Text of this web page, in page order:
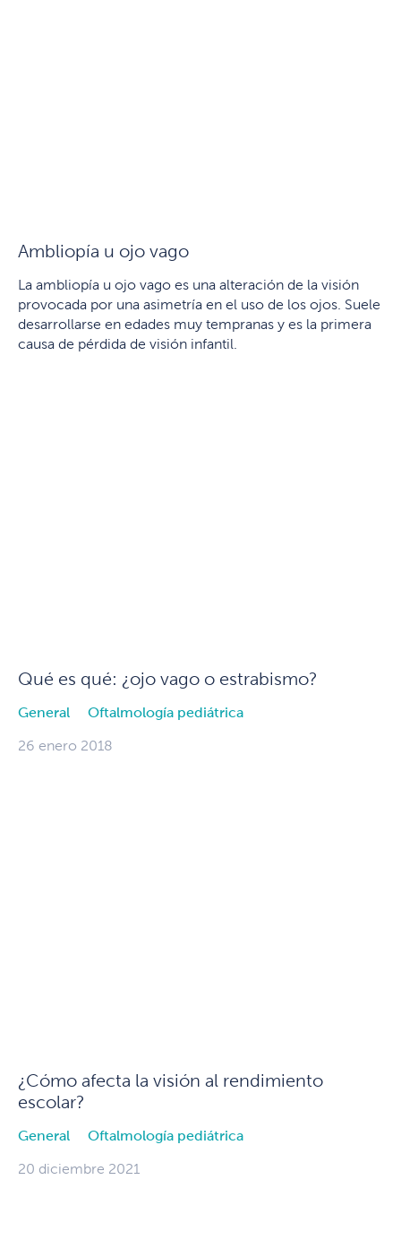
Ambliopía u ojo vago
La ambliopía u ojo vago es una alteración de la visión
provocada por una asimetría en el uso de los ojos. Suele
desarrollarse en edades muy tempranas y es la primera
causa de pérdida de visión infantil.
Qué es qué: ¿ojo vago o estrabismo?
General Oftalmología pediátrica
26 enero 2018
¿Cómo afecta la visión al rendimiento
escolar?
General Oftalmología pediátrica
20 diciembre 2021